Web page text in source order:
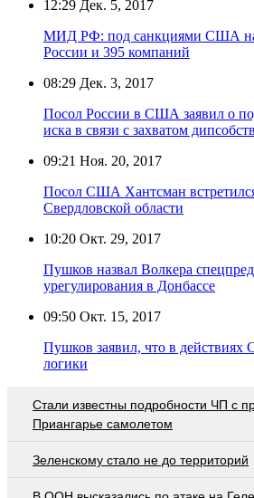
12:29 Дек. 5, 2017
МИД РФ: под санкциями США
России и 395 компаний
08:29 Дек. 3, 2017
Посол России в США заявил о
иска в связи с захватом
09:21 Ноя. 20, 2017
Посол США Хантсман
Свердловской области
10:20 Окт. 29, 2017
Пушков назвал Волкера
урегулирования в Донбассе
09:50 Окт. 15, 2017
Пушков заявил, что в
логики
Стали известны подробности ЧП с
Приангарье самолетом
Зеленскому стало не до территорий